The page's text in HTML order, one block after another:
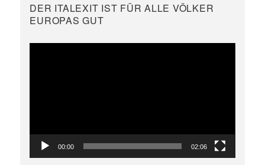
DER ITALEXIT IST FÜR ALLE VÖLKER
EUROPAS GUT
00:00 02:06